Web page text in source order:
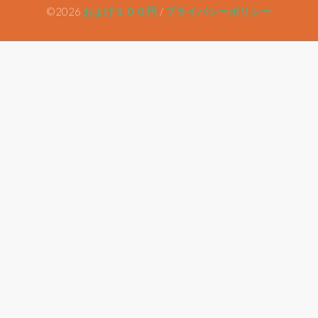
©2026 およげ１００円 / プライバシーポリシー